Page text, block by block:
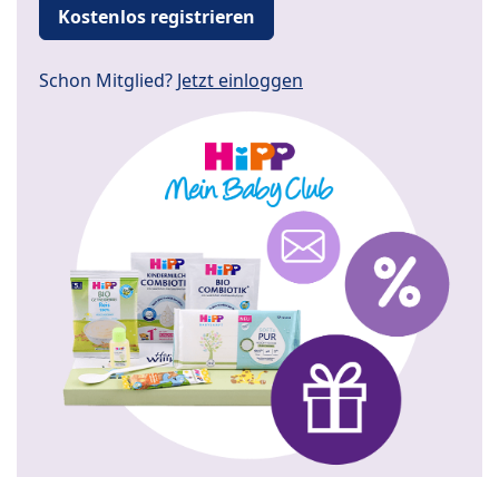
Kostenlos registrieren
Schon Mitglied? Jetzt einloggen